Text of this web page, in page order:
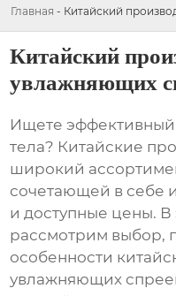
Главная - Китайский
Китайский
увлажняющих
Ищете
тела? Китайские
широкий
сочетающей в себе
и доступные цены. В
рассмотрим выбор,
особенности
увлажняющих